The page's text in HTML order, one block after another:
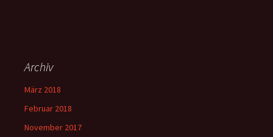
Archiv
März 2018
Februar 2018
November 2017